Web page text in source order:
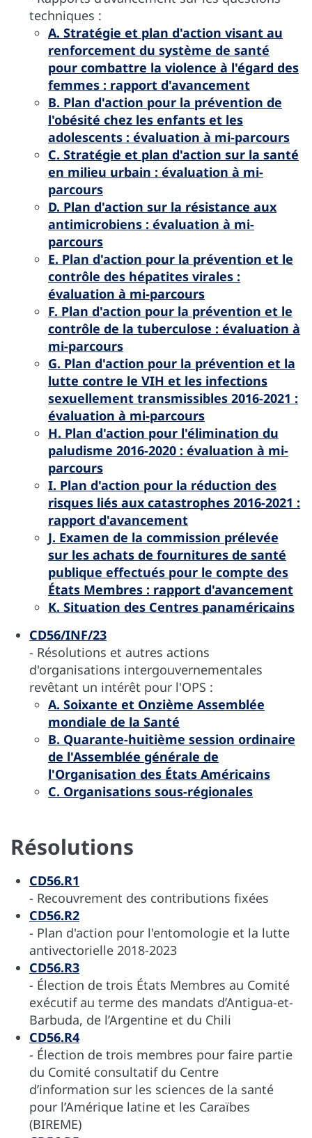
techniques :
A. Stratégie et plan d'action visant au
renforcement du système de santé
pour combattre la violence à l'égard des
femmes : rapport d'avancement
B. Plan d'action pour la prévention de
l'obésité chez les enfants et les
adolescents : évaluation à mi-parcours
C. Stratégie et plan d'action sur la santé
en milieu urbain : évaluation à mi-
parcours
D. Plan d'action sur la résistance aux
antimicrobiens : évaluation à mi-
parcours
E. Plan d'action pour la prévention et le
contrôle des hépatites virales :
évaluation à mi-parcours
F. Plan d'action pour la prévention et le
contrôle de la tuberculose : évaluation à
mi-parcours
G. Plan d'action pour la prévention et la
lutte contre le VIH et les infections
sexuellement transmissibles 2016-2021 :
évaluation à mi-parcours
H. Plan d'action pour l'élimination du
paludisme 2016-2020 : évaluation à mi-
parcours
I. Plan d'action pour la réduction des
risques liés aux catastrophes 2016-2021 :
rapport d'avancement
J. Examen de la commission prélevée
sur les achats de fournitures de santé
publique effectués pour le compte des
États Membres : rapport d'avancement
K. Situation des Centres panaméricains
CD56/INF/23
- Résolutions et autres actions
d'organisations intergouvernementales
revêtant un intérêt pour l'OPS :
A. Soixante et Onzième Assemblée
mondiale de la Santé
B. Quarante-huitième session ordinaire
de l'Assemblée générale de
l'Organisation des États Américains
C. Organisations sous-régionales
Résolutions
CD56.R1
- Recouvrement des contributions fixées
CD56.R2
- Plan d'action pour l'entomologie et la lutte
antivectorielle 2018-2023
CD56.R3
- Élection de trois États Membres au Comité
exécutif au terme des mandats d’Antigua-et-
Barbuda, de l’Argentine et du Chili
CD56.R4
- Élection de trois membres pour faire partie
du Comité consultatif du Centre
d’information sur les sciences de la santé
pour l’Amérique latine et les Caraïbes
(BIREME)